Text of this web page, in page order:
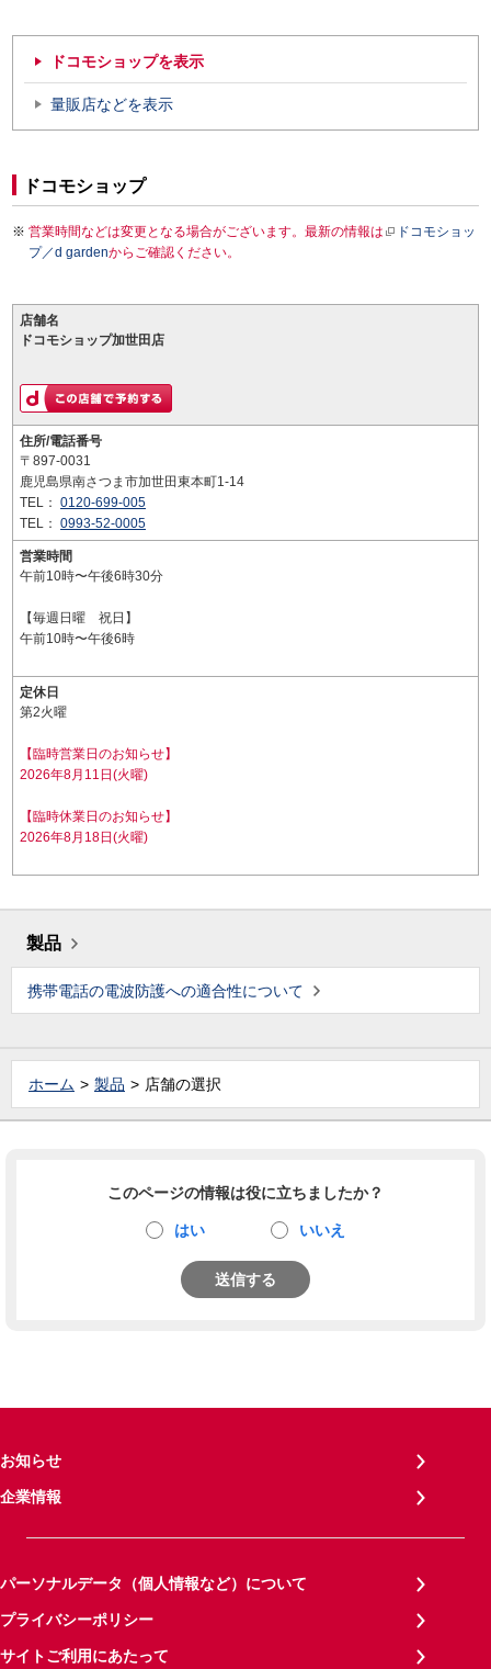
ドコモショップを表示
量販店などを表示
ドコモショップ
営業時間などは変更となる場合がございます。最新の情報は
ドコモショッ
プ／d gardenからご確認ください。
店舗名
ドコモショップ加世田店
住所/電話番号
〒897-0031
鹿児島県南さつま市加世田東本町1-14
TEL： 0120-699-005
TEL： 0993-52-0005
営業時間
午前10時〜午後6時30分
【毎週日曜 祝日】
午前10時〜午後6時
定休日
第2火曜
【臨時営業日のお知らせ】
2026年8月11日(火曜)
【臨時休業日のお知らせ】
2026年8月18日(火曜)
製品
携帯電話の電波防護への適合性について
ホーム 製品 店舗の選択
このページの情報は役に立ちましたか？
はい いいえ
送信する
お知らせ
企業情報
パーソナルデータ（個人情報など）について
プライバシーポリシー
サイトご利用にあたって